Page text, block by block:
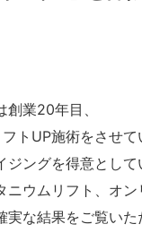
業20年目、
トUP施術をさせて
ングを得意として
ウムリフト、オン
な結果をご覧いた